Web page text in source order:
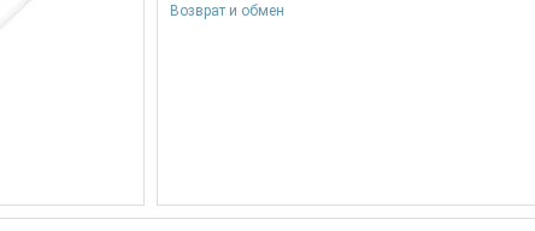
Возврат и обмен